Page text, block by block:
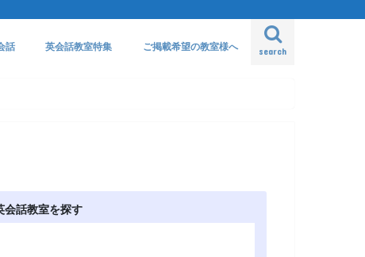
search
話 英会話教室特集 ご掲載希望の教室様へ
会話教室を探す